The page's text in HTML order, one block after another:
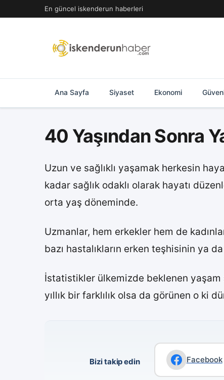
geç
En güncel iskenderun haberleri
Ana Sayfa Siyaset Ekonomi
40 Yaşından Sonra
Uzun ve sağlıklı yaşamak herkesin
kadar sağlık odaklı olarak hayatı
orta yaş döneminde.
Uzmanlar, hem erkekler hem de
bazı hastalıkların erken teşhisinin ya
İstatistikler ülkemizde beklenen
yıllık bir farklılık olsa da görünen o ki
Bizi takip edin Facebook